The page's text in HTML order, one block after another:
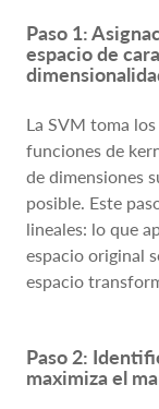
Paso 1:
espacio de
La SVM toma
funciones de
de dimensiones
posible. Este
lineales: lo que
espacio original
espacio
Paso 2:
maximiza el